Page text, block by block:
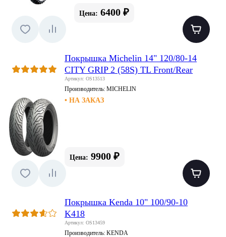
Цена: 6400 ₽
Покрышка Michelin 14" 120/80-14
CITY GRIP 2 (58S) TL Front/Rear
Артикул: OS13513
Производитель: MICHELIN
• НА ЗАКАЗ
Цена: 9900 ₽
Покрышка Kenda 10" 100/90-10
K418
Артикул: OS13459
Производитель: KENDA